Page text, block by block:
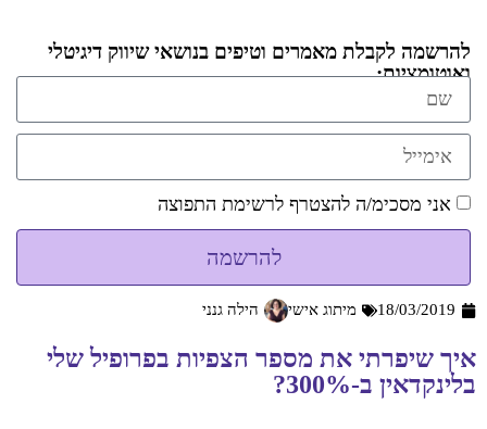
להרשמה לקבלת מאמרים וטיפים בנושאי שיווק דיגיטלי
ואוטומציות:
אני מסכימ/ה להצטרף לרשימת התפוצה
להרשמה
18/03/2019 מיתוג אישי הילה גנני
איך שיפרתי את מספר הצפיות בפרופיל שלי
בלינקדאין ב-300%?